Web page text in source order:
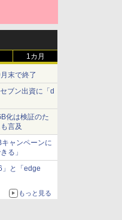
1カ月
末で終了
ブン出資に「d
化は検証のた
言及
ャンペーンに
る」
」と「edge
もっと見る